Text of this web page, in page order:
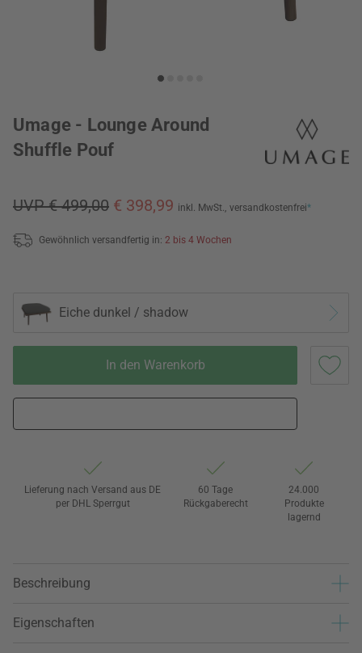
Umage - Lounge Around
Shuffle Pouf
UVP € 499,00 € 398,99 inkl. MwSt., versandkostenfrei*
Gewöhnlich versandfertig in: 2 bis 4 Wochen
Eiche dunkel / shadow
In den Warenkorb
Lieferung nach Versand aus DE
per DHL Sperrgut
60 Tage
Rückgaberecht
24.000
Produkte
lagernd
Beschreibung
Eigenschaften